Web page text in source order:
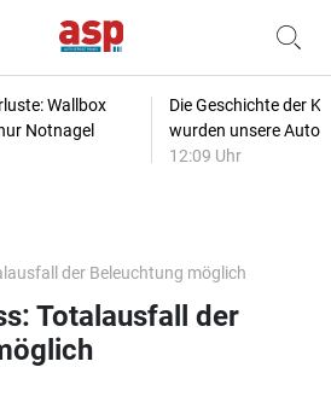
Wallbox
Notnagel
Die Geschichte der
wurden unsere
12:09 Uhr
der Beleuchtung möglich
Totalausfall der